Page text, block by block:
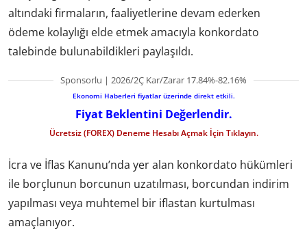
altındaki firmaların, faaliyetlerine devam ederken
ödeme kolaylığı elde etmek amacıyla konkordato
talebinde bulunabildikleri paylaşıldı.
Sponsorlu | 2026/2Ç Kar/Zarar 17.84%-82.16%
Ekonomi Haberleri fiyatlar üzerinde direkt etkili.
Fiyat Beklentini Değerlendir.
Ücretsiz (FOREX) Deneme Hesabı Açmak İçin Tıklayın.
İcra ve İflas Kanunu’nda yer alan konkordato hükümleri
ile borçlunun borcunun uzatılması, borcundan indirim
yapılması veya muhtemel bir iflastan kurtulması
amaçlanıyor.